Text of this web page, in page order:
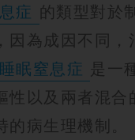
症 的類型對於
因為成因不同，
睡眠窒息症 是一
性以及兩者混合
病生理機制。